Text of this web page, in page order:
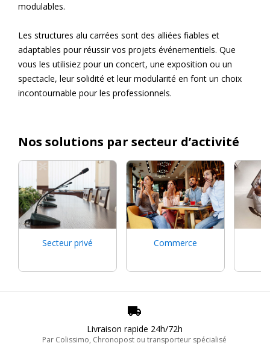
modulables.
Les structures alu carrées sont des alliées fiables et
adaptables pour réussir vos projets événementiels. Que
vous les utilisiez pour un concert, une exposition ou un
spectacle, leur solidité et leur modularité en font un choix
incontournable pour les professionnels.
Nos solutions par secteur d’activité
Secteur privé Commerce
Livraison rapide 24h/72h
Par Colissimo, Chronopost ou transporteur spécialisé